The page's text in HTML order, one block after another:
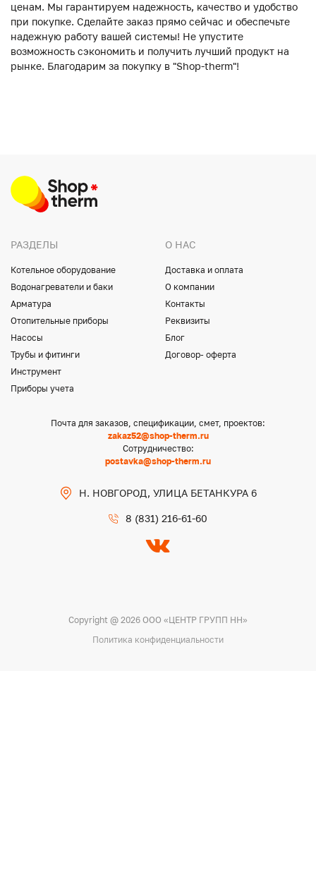
ценам. Мы гарантируем надежность, качество и удобство
при покупке. Сделайте заказ прямо сейчас и обеспечьте
надежную работу вашей системы! Не упустите
возможность сэкономить и получить лучший продукт на
рынке. Благодарим за покупку в "Shop-therm"!
РАЗДЕЛЫ
Котельное оборудование
Водонагреватели и баки
Арматура
Отопительные приборы
Насосы
Трубы и фитинги
Инструмент
Приборы учета
О НАС
Доставка и оплата
О компании
Контакты
Реквизиты
Блог
Договор- оферта
Почта для заказов, спецификации, смет, проектов:
zakaz52@shop-therm.ru
Сотрудничество:
postavka@shop-therm.ru
Н. НОВГОРОД, УЛИЦА БЕТАНКУРА 6
8 (831) 216-61-60
Copyright @ 2026 ООО «ЦЕНТР ГРУПП НН»
Политика конфиденциальности